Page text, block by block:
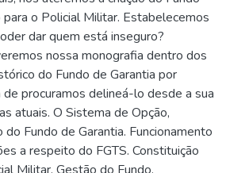
o Policial Militar. Estabelecemos
dar quem está inseguro?
nossa monografia dentro dos
do Fundo de Garantia por
procuramos delineá-lo desde a sua
atuais. O Sistema de Opção,
Fundo de Garantia. Funcionamento
a respeito do FGTS. Constituição